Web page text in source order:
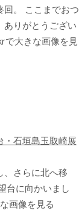
回。 ここまでおつ
ありがとうござい
で大きな画像を見
・石垣島玉取崎展
、さらに北へ移
台に向かいまし
画像を見る